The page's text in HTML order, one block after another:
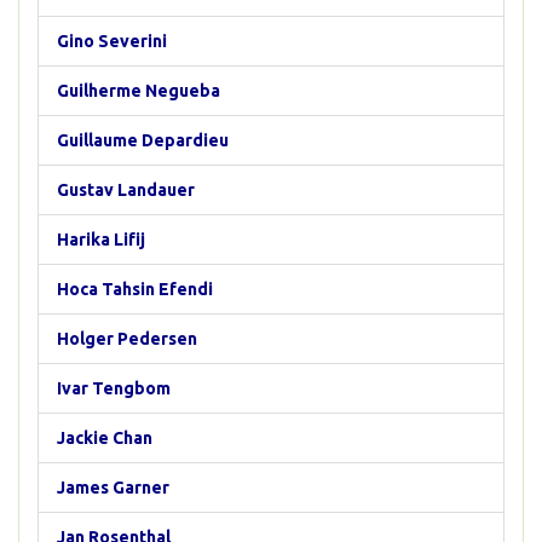
Gino Severini
Guilherme Negueba
Guillaume Depardieu
Gustav Landauer
Harika Lifij
Hoca Tahsin Efendi
Holger Pedersen
Ivar Tengbom
Jackie Chan
James Garner
Jan Rosenthal